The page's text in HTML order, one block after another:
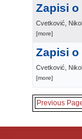
Zapisi o
Cvetković,
[more]
Zapisi o
Cvetković,
[more]
Previous